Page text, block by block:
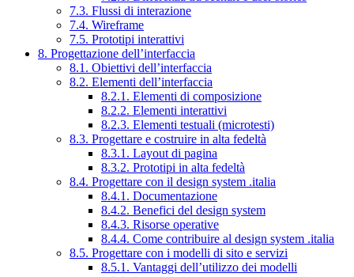
7.3. Flussi di interazione
7.4. Wireframe
7.5. Prototipi interattivi
8. Progettazione dell’interfaccia
8.1. Obiettivi dell’interfaccia
8.2. Elementi dell’interfaccia
8.2.1. Elementi di composizione
8.2.2. Elementi interattivi
8.2.3. Elementi testuali (microtesti)
8.3. Progettare e costruire in alta fedeltà
8.3.1. Layout di pagina
8.3.2. Prototipi in alta fedeltà
8.4. Progettare con il design system .italia
8.4.1. Documentazione
8.4.2. Benefici del design system
8.4.3. Risorse operative
8.4.4. Come contribuire al design system .italia
8.5. Progettare con i modelli di sito e servizi
8.5.1. Vantaggi dell’utilizzo dei modelli